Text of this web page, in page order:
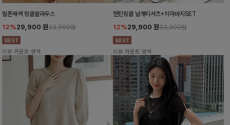
릴픈배색 링클블라우스
12%29,900 원33,900원
리뷰 카운트 영역
헨틴링클 날개티셔츠+치마바지SET
12%29,900 원33,900원
리뷰 카운트 영역